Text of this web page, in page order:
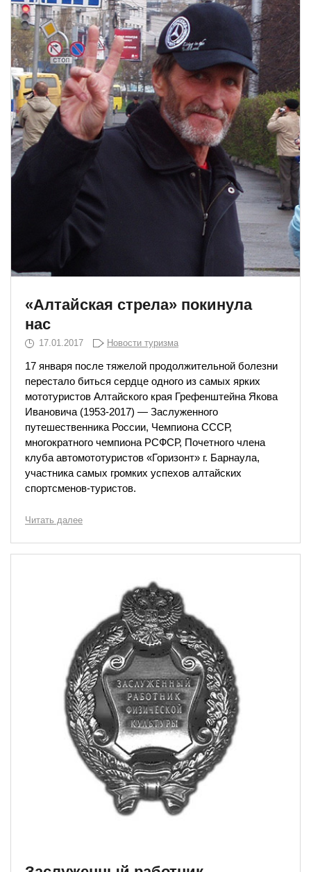
«Алтайская стрела» покинула
нас
17.01.2017 Новости туризма
17 января после тяжелой продолжительной болезни
перестало биться сердце одного из самых ярких
мототуристов Алтайского края Грефенштейна Якова
Ивановича (1953-2017) — Заслуженного
путешественника России, Чемпиона СССР,
многократного чемпиона РСФСР, Почетного члена
клуба автомототуристов «Горизонт» г. Барнаула,
участника самых громких успехов алтайских
спортсменов-туристов.
Читать далее